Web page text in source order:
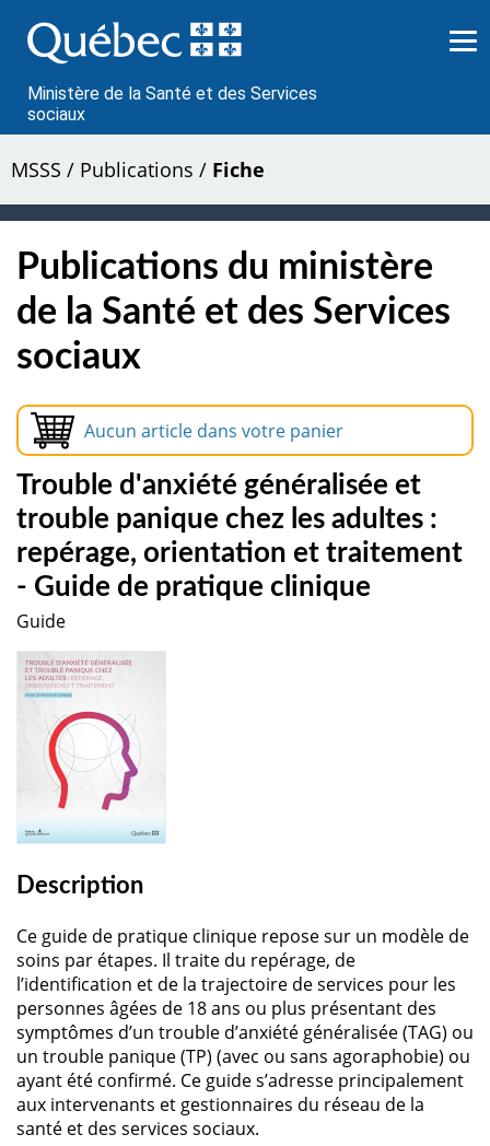
au
contenu
Ministère de la Santé et des Services
sociaux
MSSS / Publications / Fiche
Publications du ministère
de la Santé et des Services
sociaux
Aucun article dans votre panier
Trouble d'anxiété généralisée et
trouble panique chez les adultes :
repérage, orientation et traitement
- Guide de pratique clinique
Guide
Description
Ce guide de pratique clinique repose sur un modèle de
soins par étapes. Il traite du repérage, de
l’identification et de la trajectoire de services pour les
personnes âgées de 18 ans ou plus présentant des
symptômes d’un trouble d’anxiété généralisée (TAG) ou
un trouble panique (TP) (avec ou sans agoraphobie) ou
ayant été confirmé. Ce guide s’adresse principalement
aux intervenants et gestionnaires du réseau de la
santé et des services sociaux.